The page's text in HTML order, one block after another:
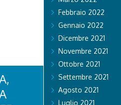
della
Febbraio 2022
Gennaio 2022
Dicembre 2021
Novembre 2021
Ottobre 2021
Settembre 2021
Agosto 2021
Luglio 2021